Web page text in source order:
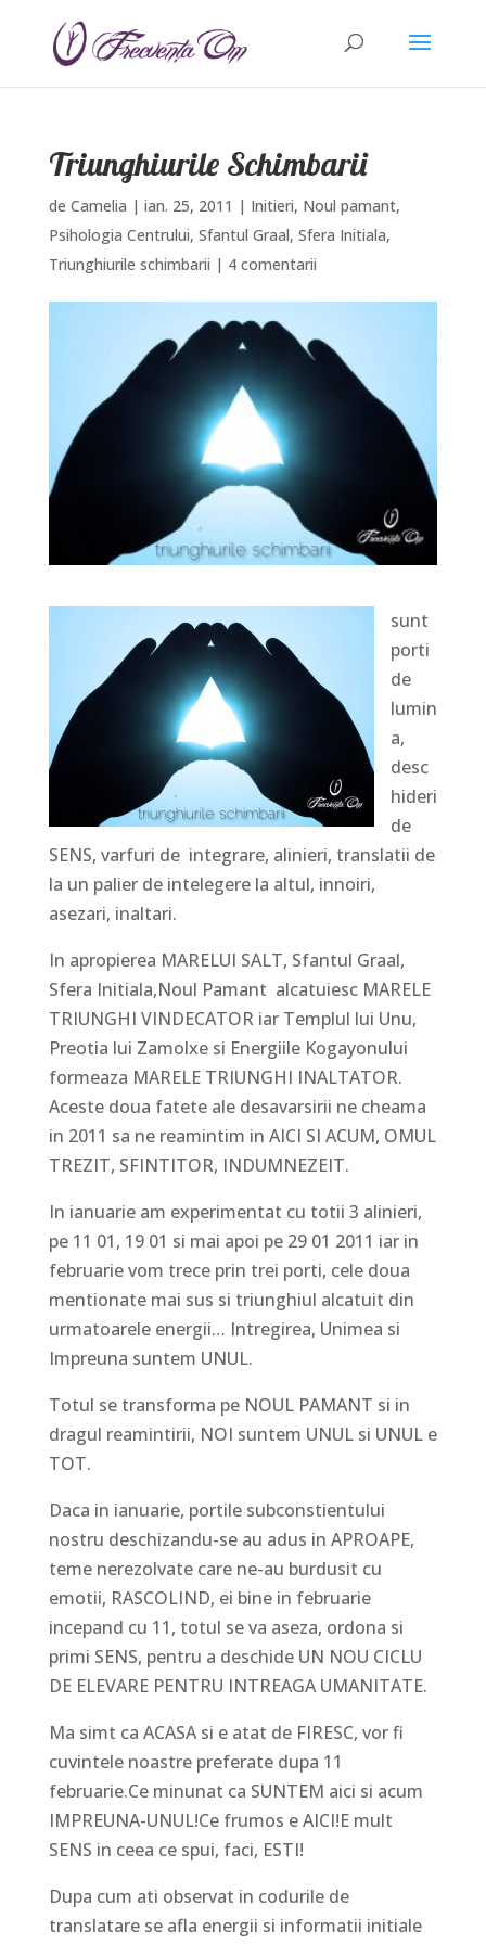
Triunghiurile Schimbarii
de Camelia | ian. 25, 2011 | Initieri, Noul pamant,
Psihologia Centrului, Sfantul Graal, Sfera Initiala,
Triunghiurile schimbarii | 4 comentarii
sunt
porti
de
lumin
a,
desc
hideri
de
SENS, varfuri de integrare, alinieri, translatii de
la un palier de intelegere la altul, innoiri,
asezari, inaltari.
In apropierea MARELUI SALT, Sfantul Graal,
Sfera Initiala,Noul Pamant alcatuiesc MARELE
TRIUNGHI VINDECATOR iar Templul lui Unu,
Preotia lui Zamolxe si Energiile Kogayonului
formeaza MARELE TRIUNGHI INALTATOR.
Aceste doua fatete ale desavarsirii ne cheama
in 2011 sa ne reamintim in AICI SI ACUM, OMUL
TREZIT, SFINTITOR, INDUMNEZEIT.
In ianuarie am experimentat cu totii 3 alinieri,
pe 11 01, 19 01 si mai apoi pe 29 01 2011 iar in
februarie vom trece prin trei porti, cele doua
mentionate mai sus si triunghiul alcatuit din
urmatoarele energii… Intregirea, Unimea si
Impreuna suntem UNUL.
Totul se transforma pe NOUL PAMANT si in
dragul reamintirii, NOI suntem UNUL si UNUL e
TOT.
Daca in ianuarie, portile subconstientului
nostru deschizandu-se au adus in APROAPE,
teme nerezolvate care ne-au burdusit cu
emotii, RASCOLIND, ei bine in februarie
incepand cu 11, totul se va aseza, ordona si
primi SENS, pentru a deschide UN NOU CICLU
DE ELEVARE PENTRU INTREAGA UMANITATE.
Ma simt ca ACASA si e atat de FIRESC, vor fi
cuvintele noastre preferate dupa 11
februarie.Ce minunat ca SUNTEM aici si acum
IMPREUNA-UNUL!Ce frumos e AICI!E mult
SENS in ceea ce spui, faci, ESTI!
Dupa cum ati observat in codurile de
translatare se afla energii si informatii initiale